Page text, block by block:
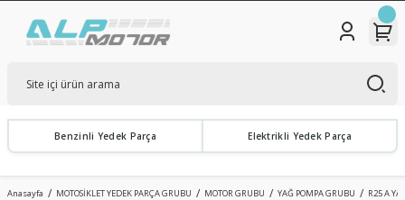
Benzinli Yedek Parça Elektrikli Yedek Parça
Anasayfa MOTOSİKLET YEDEK PARÇA GRUBU MOTOR GRUBU YAĞ POMPA GRUBU R25 A